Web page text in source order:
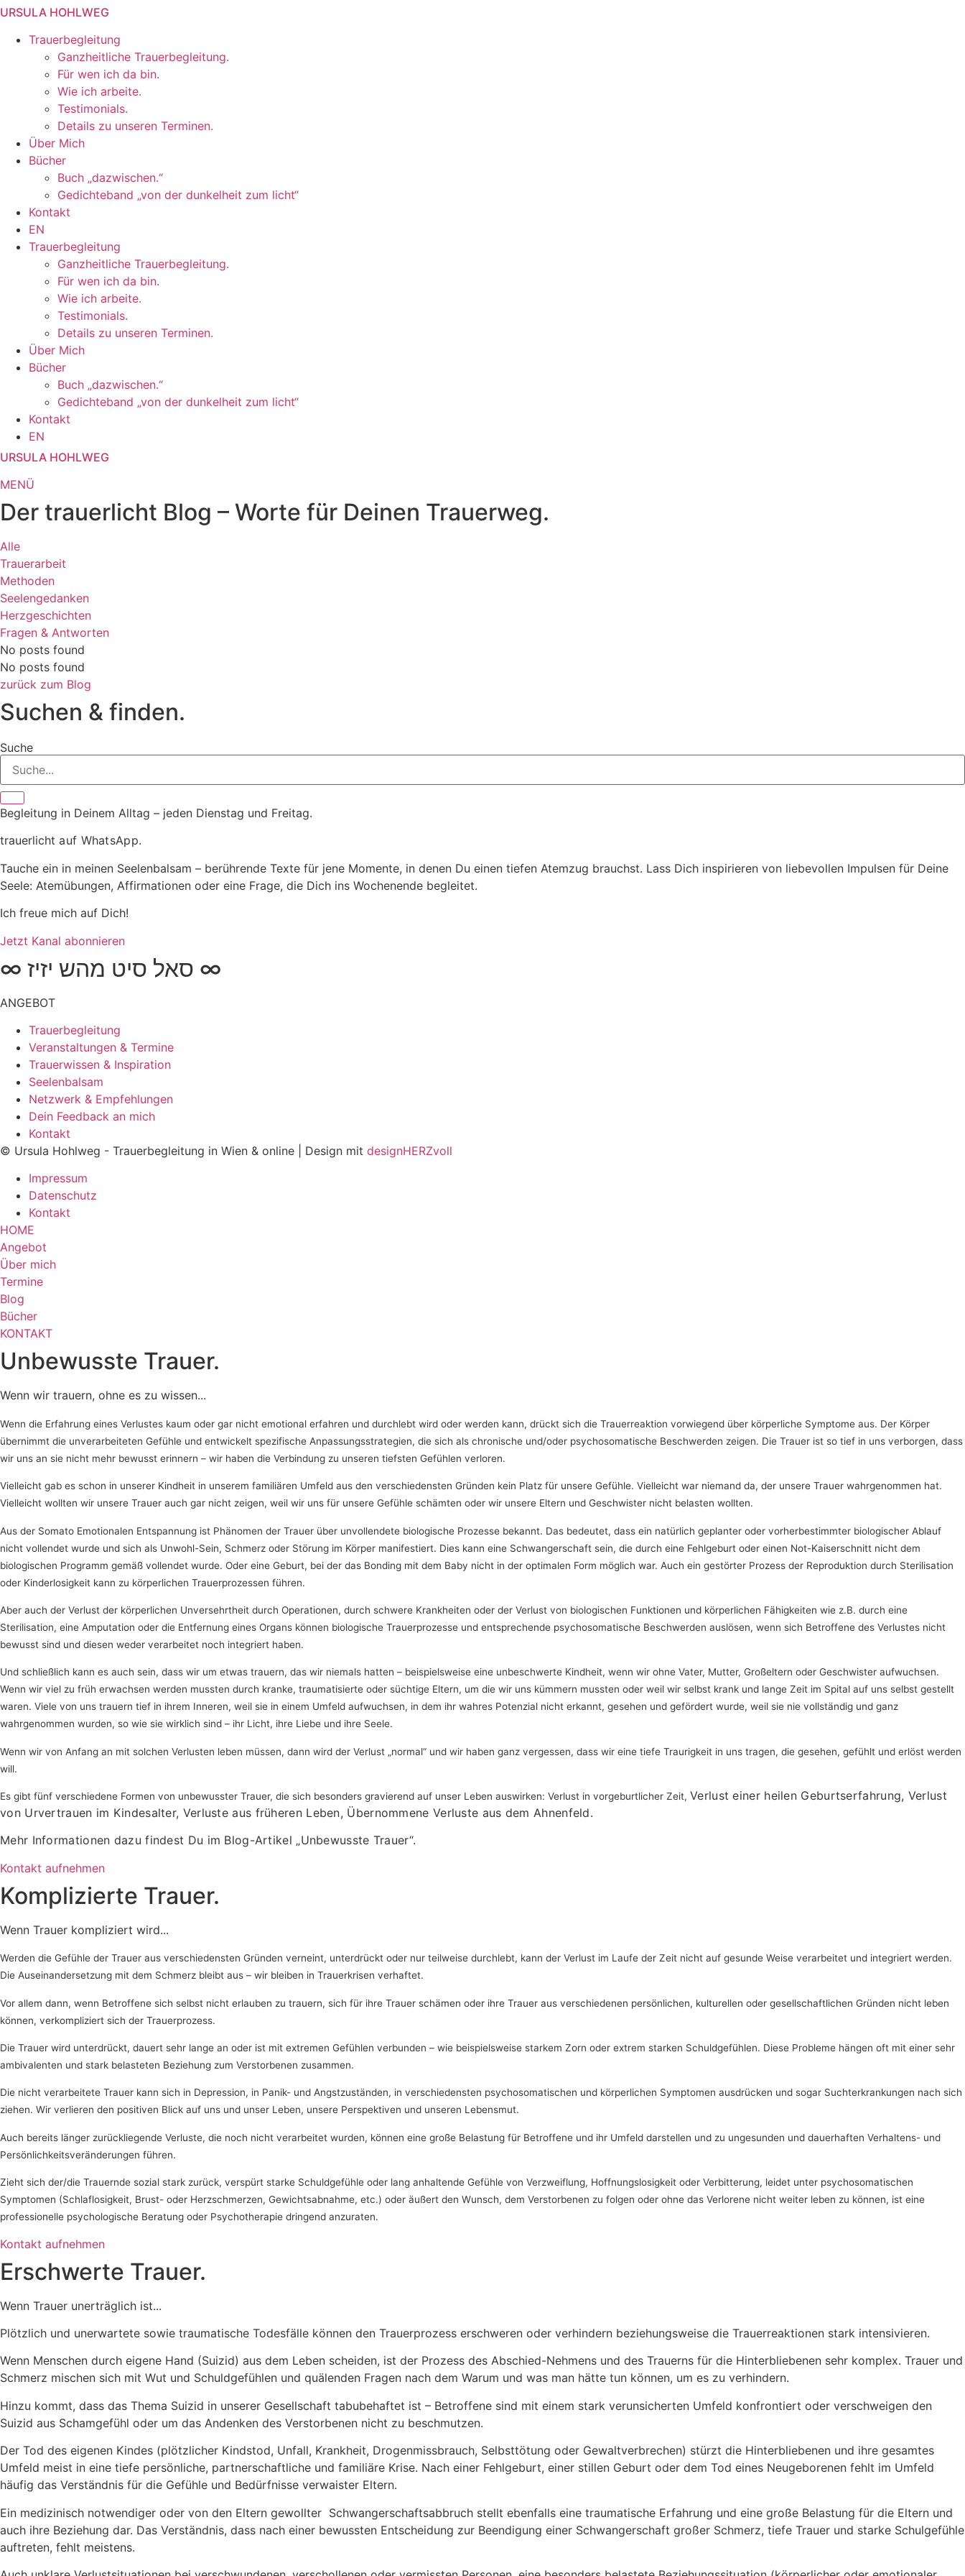
Zum
springen
URSULA HOHLWEG
Trauerbegleitung
Ganzheitliche Trauerbegleitung.
Für wen ich da bin.
Wie ich arbeite.
Testimonials.
Details zu unseren Terminen.
Über Mich
Bücher
Buch „dazwischen.“
Gedichteband „von der dunkelheit zum licht“
Kontakt
EN
Trauerbegleitung
Ganzheitliche Trauerbegleitung.
Für wen ich da bin.
Wie ich arbeite.
Testimonials.
Details zu unseren Terminen.
Über Mich
Bücher
Buch „dazwischen.“
Gedichteband „von der dunkelheit zum licht“
Kontakt
EN
URSULA HOHLWEG
MENÜ
Der trauerlicht Blog – Worte für Deinen Trauerweg.
Alle
Trauerarbeit
Methoden
Seelengedanken
Herzgeschichten
Fragen & Antworten
No posts found
No posts found
zurück zum Blog
Suchen & finden.
Suche
Begleitung in Deinem Alltag – jeden Dienstag und Freitag.
trauerlicht auf WhatsApp.
Tauche ein in meinen Seelenbalsam – berührende Texte für jene Momente, in denen Du einen tiefen Atemzug brauchst. Lass Dich inspirieren von liebevollen Impulsen für Deine
Seele: Atemübungen, Affirmationen oder eine Frage, die Dich ins Wochenende begleitet.
Ich freue mich auf Dich!
Jetzt Kanal abonnieren
∞ סאל סיט מהש יזיז ∞
ANGEBOT
Trauerbegleitung
Veranstaltungen & Termine
Trauerwissen & Inspiration
Seelenbalsam
Netzwerk & Empfehlungen
Dein Feedback an mich
Kontakt
© Ursula Hohlweg - Trauerbegleitung in Wien & online | Design mit designHERZvoll
Impressum
Datenschutz
Kontakt
HOME
Angebot
Über mich
Termine
Blog
Bücher
KONTAKT
Unbewusste Trauer.
Wenn wir trauern, ohne es zu wissen...
Wenn die Erfahrung eines Verlustes kaum oder gar nicht emotional erfahren und durchlebt wird oder werden kann, drückt sich die Trauerreaktion vorwiegend über körperliche Symptome aus. Der Körper
übernimmt die unverarbeiteten Gefühle und entwickelt spezifische Anpassungsstrategien, die sich als chronische und/oder psychosomatische Beschwerden zeigen. Die Trauer ist so tief in uns verborgen, dass
wir uns an sie nicht mehr bewusst erinnern – wir haben die Verbindung zu unseren tiefsten Gefühlen verloren.
Vielleicht gab es schon in unserer Kindheit in unserem familiären Umfeld aus den verschiedensten Gründen kein Platz für unsere Gefühle. Vielleicht war niemand da, der unsere Trauer wahrgenommen hat.
Vielleicht wollten wir unsere Trauer auch gar nicht zeigen, weil wir uns für unsere Gefühle schämten oder wir unsere Eltern und Geschwister nicht belasten wollten.
Aus der Somato Emotionalen Entspannung ist Phänomen der Trauer über unvollendete biologische Prozesse bekannt. Das bedeutet, dass ein natürlich geplanter oder vorherbestimmter biologischer Ablauf
nicht vollendet wurde und sich als Unwohl-Sein, Schmerz oder Störung im Körper manifestiert. Dies kann eine Schwangerschaft sein, die durch eine Fehlgeburt oder einen Not-Kaiserschnitt nicht dem
biologischen Programm gemäß vollendet wurde. Oder eine Geburt, bei der das Bonding mit dem Baby nicht in der optimalen Form möglich war. Auch ein gestörter Prozess der Reproduktion durch Sterilisation
oder Kinderlosigkeit kann zu körperlichen Trauerprozessen führen.
Aber auch der Verlust der körperlichen Unversehrtheit durch Operationen, durch schwere Krankheiten oder der Verlust von biologischen Funktionen und körperlichen Fähigkeiten wie z.B. durch eine
Sterilisation, eine Amputation oder die Entfernung eines Organs können biologische Trauerprozesse und entsprechende psychosomatische Beschwerden auslösen, wenn sich Betroffene des Verlustes nicht
bewusst sind und diesen weder verarbeitet noch integriert haben.
Und schließlich kann es auch sein, dass wir um etwas trauern, das wir niemals hatten – beispielsweise eine unbeschwerte Kindheit, wenn wir ohne Vater, Mutter, Großeltern oder Geschwister aufwuchsen.
Wenn wir viel zu früh erwachsen werden mussten durch kranke, traumatisierte oder süchtige Eltern, um die wir uns kümmern mussten oder weil wir selbst krank und lange Zeit im Spital auf uns selbst gestellt
waren. Viele von uns trauern tief in ihrem Inneren, weil sie in einem Umfeld aufwuchsen, in dem ihr wahres Potenzial nicht erkannt, gesehen und gefördert wurde, weil sie nie vollständig und ganz
wahrgenommen wurden, so wie sie wirklich sind – ihr Licht, ihre Liebe und ihre Seele.
Wenn wir von Anfang an mit solchen Verlusten leben müssen, dann wird der Verlust „normal“ und wir haben ganz vergessen, dass wir eine tiefe Traurigkeit in uns tragen, die gesehen, gefühlt und erlöst werden
will.
Es gibt fünf verschiedene Formen von unbewusster Trauer, die sich besonders gravierend auf unser Leben auswirken: Verlust in vorgeburtlicher Zeit, Verlust einer heilen Geburtserfahrung, Verlust
von Urvertrauen im Kindesalter, Verluste aus früheren Leben, Übernommene Verluste aus dem Ahnenfeld.
Mehr Informationen dazu findest Du im Blog-Artikel „Unbewusste Trauer“.
Kontakt aufnehmen
Komplizierte Trauer.
Wenn Trauer kompliziert wird...
Werden die Gefühle der Trauer aus verschiedensten Gründen verneint, unterdrückt oder nur teilweise durchlebt, kann der Verlust im Laufe der Zeit nicht auf gesunde Weise verarbeitet und integriert werden.
Die Auseinandersetzung mit dem Schmerz bleibt aus – wir bleiben in Trauerkrisen verhaftet.
Vor allem dann, wenn Betroffene sich selbst nicht erlauben zu trauern, sich für ihre Trauer schämen oder ihre Trauer aus verschiedenen persönlichen, kulturellen oder gesellschaftlichen Gründen nicht leben
können, verkompliziert sich der Trauerprozess.
Die Trauer wird unterdrückt, dauert sehr lange an oder ist mit extremen Gefühlen verbunden – wie beispielsweise starkem Zorn oder extrem starken Schuldgefühlen. Diese Probleme hängen oft mit einer sehr
ambivalenten und stark belasteten Beziehung zum Verstorbenen zusammen.
Die nicht verarbeitete Trauer kann sich in Depression, in Panik- und Angstzuständen, in verschiedensten psychosomatischen und körperlichen Symptomen ausdrücken und sogar Suchterkrankungen nach sich
ziehen. Wir verlieren den positiven Blick auf uns und unser Leben, unsere Perspektiven und unseren Lebensmut.
Auch bereits länger zurückliegende Verluste, die noch nicht verarbeitet wurden, können eine große Belastung für Betroffene und ihr Umfeld darstellen und zu ungesunden und dauerhaften Verhaltens- und
Persönlichkeitsveränderungen führen.
Zieht sich der/die Trauernde sozial stark zurück, verspürt starke Schuldgefühle oder lang anhaltende Gefühle von Verzweiflung, Hoffnungslosigkeit oder Verbitterung, leidet unter psychosomatischen
Symptomen (Schlaflosigkeit, Brust- oder Herzschmerzen, Gewichtsabnahme, etc.) oder äußert den Wunsch, dem Verstorbenen zu folgen oder ohne das Verlorene nicht weiter leben zu können, ist eine
professionelle psychologische Beratung oder Psychotherapie dringend anzuraten.
Kontakt aufnehmen
Erschwerte Trauer.
Wenn Trauer unerträglich ist...
Plötzlich und unerwartete sowie traumatische Todesfälle können den Trauerprozess erschweren oder verhindern beziehungsweise die Trauerreaktionen stark intensivieren.
Wenn Menschen durch eigene Hand (Suizid) aus dem Leben scheiden, ist der Prozess des Abschied-Nehmens und des Trauerns für die Hinterbliebenen sehr komplex. Trauer und
Schmerz mischen sich mit Wut und Schuldgefühlen und quälenden Fragen nach dem Warum und was man hätte tun können, um es zu verhindern.
Hinzu kommt, dass das Thema Suizid in unserer Gesellschaft tabubehaftet ist – Betroffene sind mit einem stark verunsicherten Umfeld konfrontiert oder verschweigen den
Suizid aus Schamgefühl oder um das Andenken des Verstorbenen nicht zu beschmutzen.
Der Tod des eigenen Kindes (plötzlicher Kindstod, Unfall, Krankheit, Drogenmissbrauch, Selbsttötung oder Gewaltverbrechen) stürzt die Hinterbliebenen und ihre gesamtes
Umfeld meist in eine tiefe persönliche, partnerschaftliche und familiäre Krise. Nach einer Fehlgeburt, einer stillen Geburt oder dem Tod eines Neugeborenen fehlt im Umfeld
häufig das Verständnis für die Gefühle und Bedürfnisse verwaister Eltern.
Ein medizinisch notwendiger oder von den Eltern gewollter Schwangerschaftsabbruch stellt ebenfalls eine traumatische Erfahrung und eine große Belastung für die Eltern und
auch ihre Beziehung dar. Das Verständnis, dass nach einer bewussten Entscheidung zur Beendigung einer Schwangerschaft großer Schmerz, tiefe Trauer und starke Schulgefühle
auftreten, fehlt meistens.